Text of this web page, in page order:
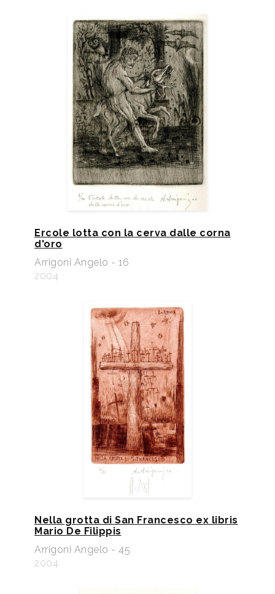
Ercole lotta con la cerva dalle corna
d'oro
Arrigoni Angelo - 16
2004
Nella grotta di San Francesco ex libris
Mario De Filippis
Arrigoni Angelo - 45
2004